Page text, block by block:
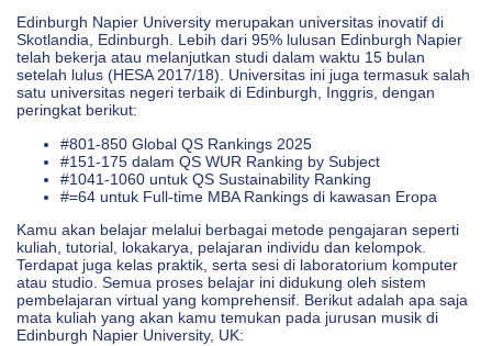
Edinburgh Napier University merupakan universitas inovatif di
Skotlandia, Edinburgh. Lebih dari 95% lulusan Edinburgh Napier
telah bekerja atau melanjutkan studi dalam waktu 15 bulan
setelah lulus (HESA 2017/18). Universitas ini juga termasuk salah
satu universitas negeri terbaik di Edinburgh, Inggris, dengan
peringkat berikut:
#801-850 Global QS Rankings 2025
#151-175 dalam QS WUR Ranking by Subject
#1041-1060 untuk QS Sustainability Ranking
#=64 untuk Full-time MBA Rankings di kawasan Eropa
Kamu akan belajar melalui berbagai metode pengajaran seperti
kuliah, tutorial, lokakarya, pelajaran individu dan kelompok.
Terdapat juga kelas praktik, serta sesi di laboratorium komputer
atau studio. Semua proses belajar ini didukung oleh sistem
pembelajaran virtual yang komprehensif. Berikut adalah apa saja
mata kuliah yang akan kamu temukan pada jurusan musik di
Edinburgh Napier University, UK: